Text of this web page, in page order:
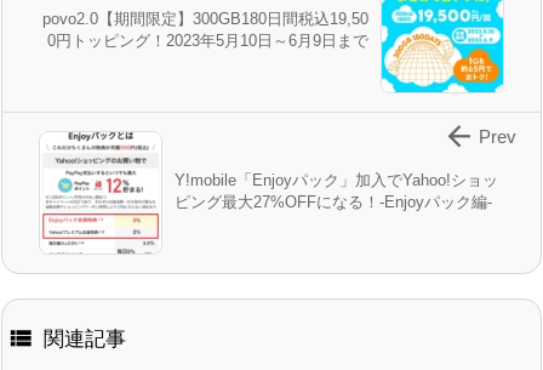
povo2.0【期間限定】300GB180日間税込19,50
0円トッピング！2023年5月10日～6月9日まで
Y!mobile「Enjoyパック」加入でYahoo!ショッ
ピング最大27%OFFになる！-Enjoyパック編-
 Prev
 関連記事